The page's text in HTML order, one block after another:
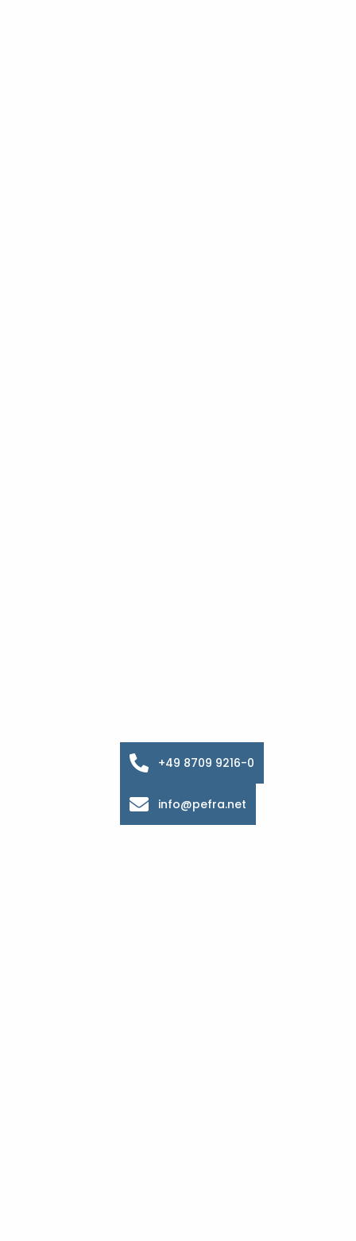
+49 8709 9216-0
info@pefra.net